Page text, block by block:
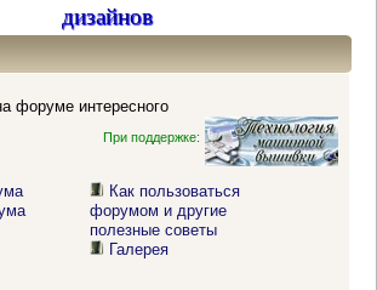
дизайнов
форуме интересного
При поддержке:
Как пользоваться
форумом и другие
полезные советы
Галерея